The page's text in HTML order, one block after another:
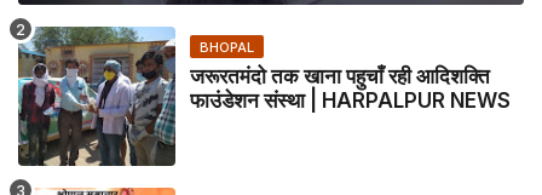
BHOPAL
जरूरतमंदो तक खाना पहुचाँ रही आदिशक्ति
फाउंडेशन संस्था | HARPALPUR NEWS